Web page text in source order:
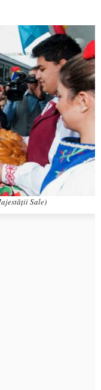
Sale)